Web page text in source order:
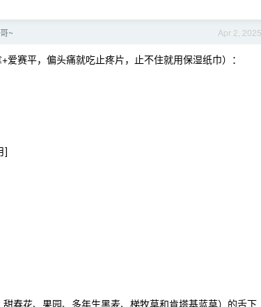
Apr 2, 2025
~
赛平，偏头痛就吃止疼片，止不住就用保湿纸巾）：
]
花、果园、多年生黑麦、梯牧草和肯塔基蓝草）的舌下